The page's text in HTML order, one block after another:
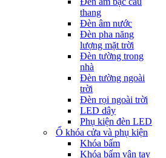
thang
Đèn âm nước
Đèn pha năng
lượng mặt trời
Đèn tường trong
nhà
Đèn tường ngoài
trời
Đèn rọi ngoài trời
LED dây
Phụ kiện đèn LED
Ổ khóa cửa và phụ kiện
Khóa bấm
Khóa bấm vân tay